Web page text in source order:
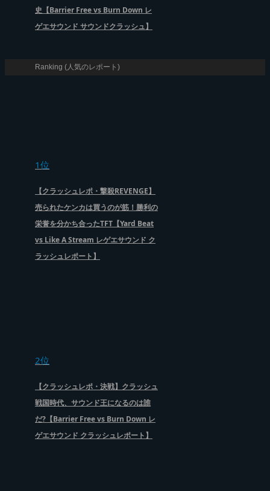
史【Barrier Free vs Burn Down レ
ゲエサウンド サウンドクラッシュ】
Ranking (人気のレポート)
1位
【クラッシュレポ・撃殺REVENGE】
売られたケンカは買うのが筋！勝利の
栄誉を分かち合ったTFT【Yard Beat
vs Like A Stream レゲエサウンド ク
ラッシュレポート】
2位
【クラッシュレポ・決戦】クラッシュ
戦国時代、サウンド王になるのは誰
だ?【Barrier Free vs Burn Down レ
ゲエサウンド クラッシュレポート】